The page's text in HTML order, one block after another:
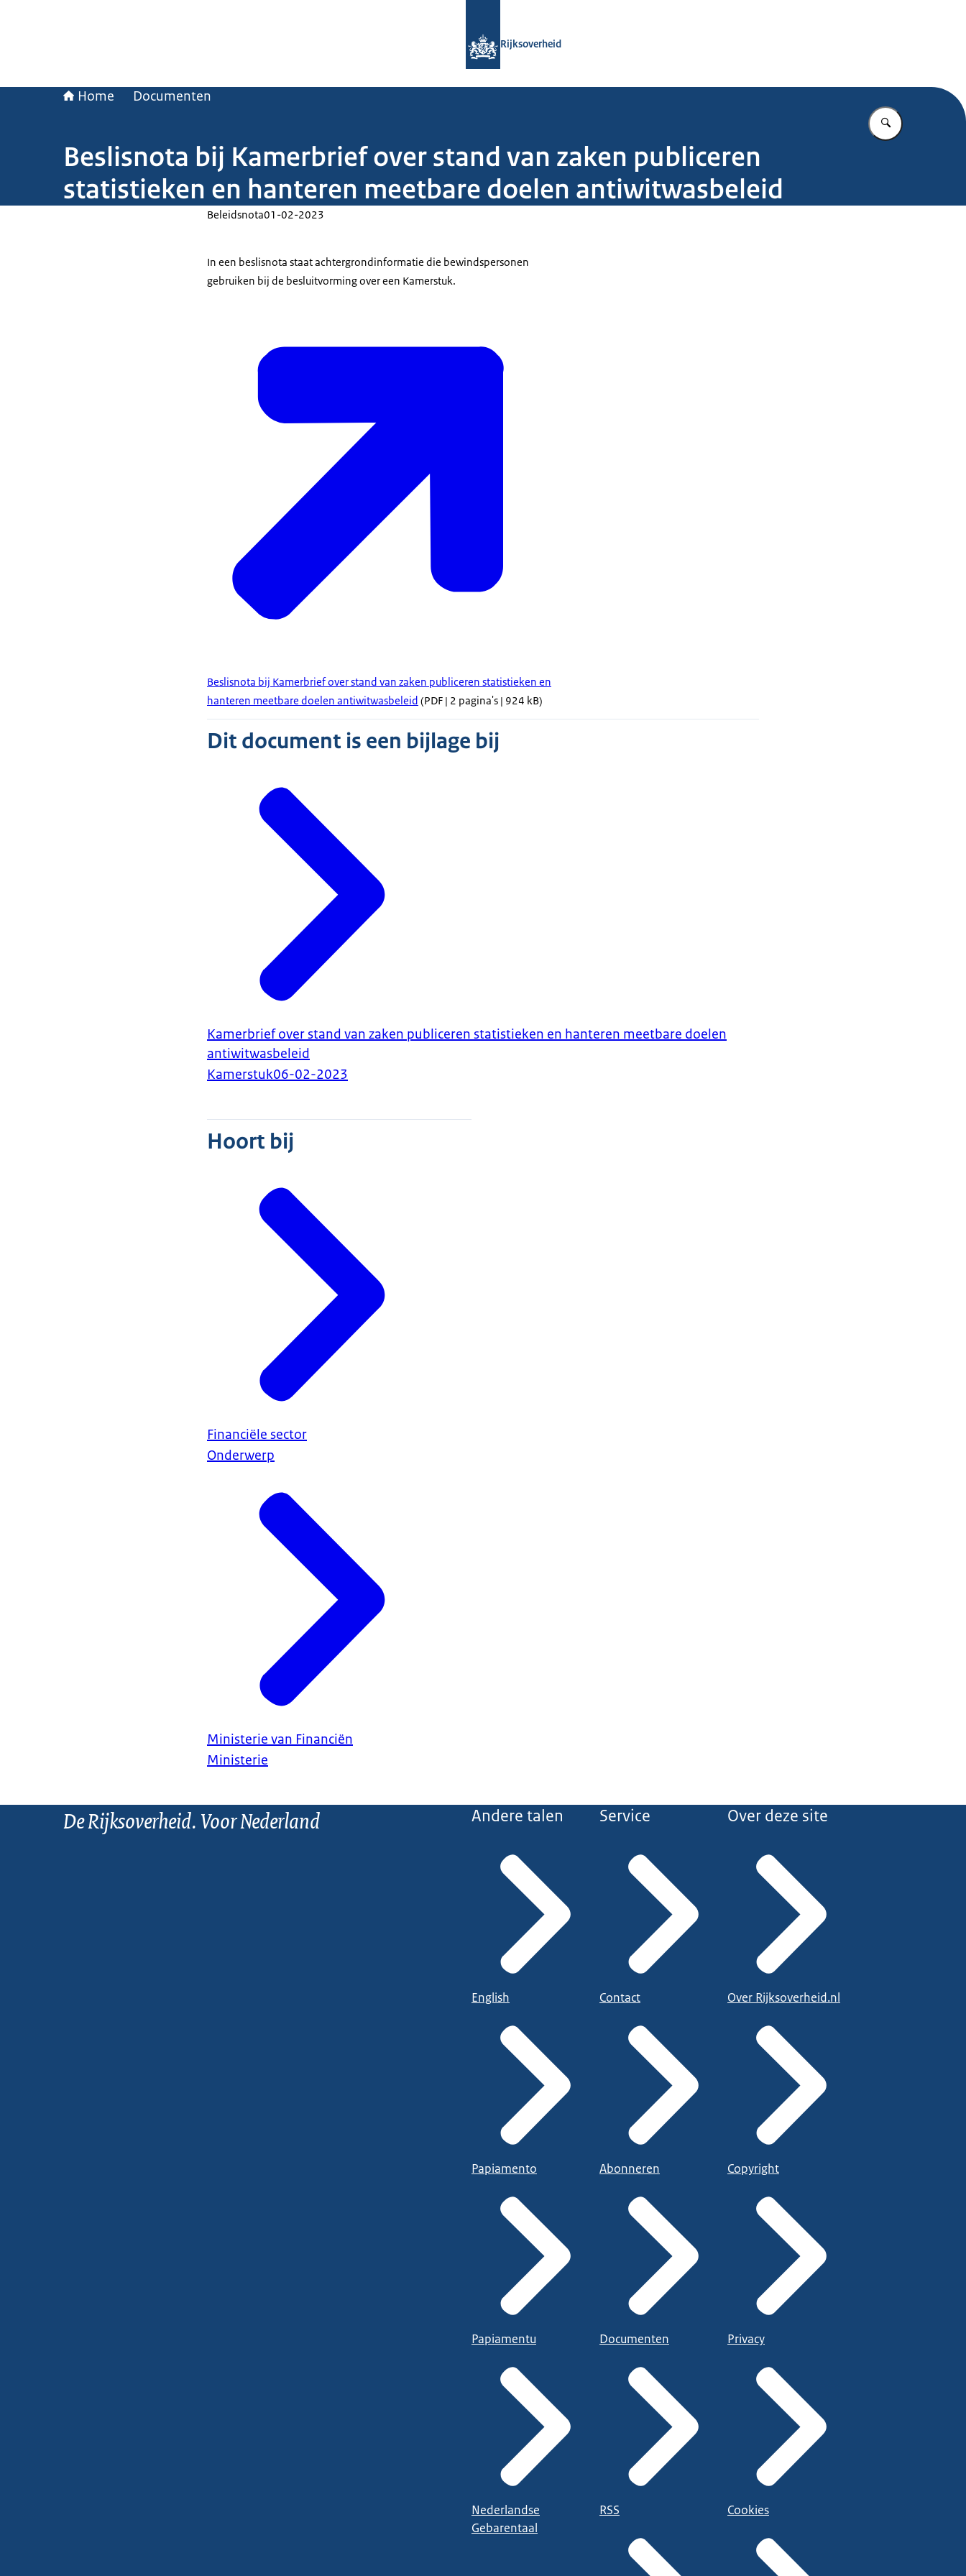
Rijksoverheid
Home Documenten
Vul in wat u
Beslisnota bij Kamerbrief over stand van zaken publiceren
statistieken en hanteren meetbare doelen antiwitwasbeleid
Beleidsnota01-02-2023
In een beslisnota staat achtergrondinformatie die bewindspersonen
gebruiken bij de besluitvorming over een Kamerstuk.
Beslisnota bij Kamerbrief over stand van zaken publiceren statistieken en
hanteren meetbare doelen antiwitwasbeleid (PDF | 2 pagina's | 924 kB)
Dit document is een bijlage bij
Kamerbrief over stand van zaken publiceren statistieken en hanteren meetbare doelen
antiwitwasbeleid
Kamerstuk06-02-2023
Hoort bij
Financiële sector
Onderwerp
Ministerie van Financiën
Ministerie
De Rijksoverheid. Voor Nederland Andere talen
English
Papiamento
Papiamentu
Nederlandse
Gebarentaal
Service
Contact
Abonneren
Documenten
RSS
Over deze site
Over Rijksoverheid.nl
Copyright
Privacy
Cookies